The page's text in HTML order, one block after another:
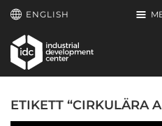
Hoppa till huvudinnehållet
ENGLISH
ETIKETT “CIRKULÄRA